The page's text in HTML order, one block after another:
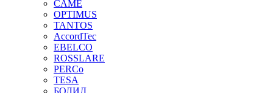
CAME
OPTIMUS
TANTOS
AccordTec
EBELCO
ROSSLARE
PERCo
TESA
БОЛИД